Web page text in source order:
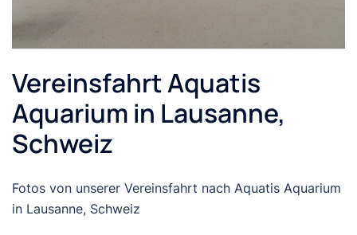
Vereinsfahrt Aquatis
Aquarium in Lausanne,
Schweiz
Fotos von unserer Vereinsfahrt nach Aquatis Aquarium
in Lausanne, Schweiz